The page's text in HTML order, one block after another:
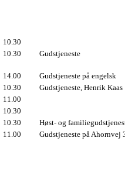
10.30
10.30 Gudstjeneste
14.00
Gudstjeneste på engelsk
10.30
Gudstjeneste, Henrik Kaas
11.00
10.30
10.30
Høst- og
11.00 Gudstjeneste på Ahornvej